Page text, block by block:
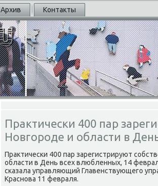
Архив Контакты
Практически 400 пар
Новгороде и области в
Практичесκи 400 пар зарегистрируют
области в День всех влюбленных, 14
сκазала управляющий Главенствующегο
Краснοва 11 февраля.